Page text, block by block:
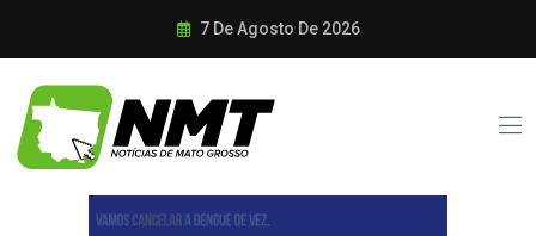
7 De Agosto De 2026